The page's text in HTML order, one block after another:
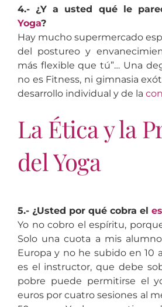
4.- ¿Y a usted qué le
Yoga?
Hay mucho supermercado
del postureo y
más flexible que tú”… Una
no es Fitness, ni gimnasia
desarrollo individual y de la
La Ética y la
del Yoga
5.- ¿Usted por qué cobra el
Yo no cobro el espíritu,
Solo una cuota a mis
Europa y no he subido en 10
es el instructor, que debe
pobre puede permitirse el
euros por cuatro sesiones al